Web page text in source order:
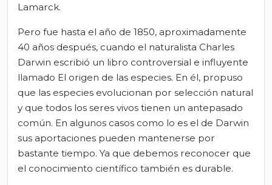
Lamarck.
Pero fue hasta el año de 1850, aproximadamente
40 años después, cuando el naturalista Charles
Darwin escribió un libro controversial e influyente
llamado El origen de las especies. En él, propuso
que las especies evolucionan por selección natural
y que todos los seres vivos tienen un antepasado
común. En algunos casos como lo es el de Darwin
sus aportaciones pueden mantenerse por
bastante tiempo. Ya que debemos reconocer que
el conocimiento científico también es durable.